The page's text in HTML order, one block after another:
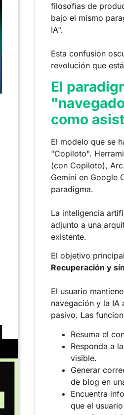
filosofías de
bajo el mismo
IA".
Esta confusión
revolución que
El
como
El modelo que se
"Copiloto".
(con Copiloto),
Gemini en Google
paradigma.
La inteligencia
adjunto a una
existente.
El objetivo
Recuperación y
El usuario
navegación y la IA
pasivo. Las
Resuma el
Responda a
visible.
Generar
de blog en
Encuentra
que el